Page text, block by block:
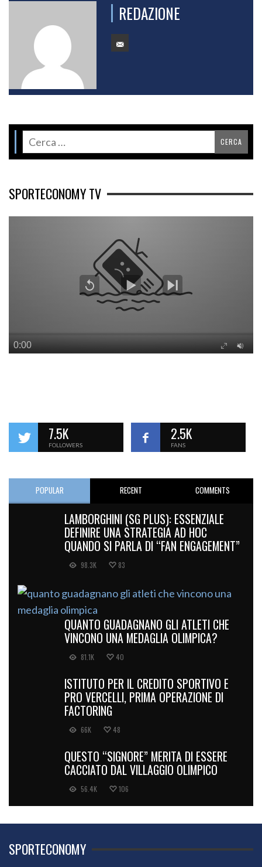
REDAZIONE
SPORTECONOMY TV
7.5K
FOLLOWERS
2.5K
FANS
POPULAR RECENT COMMENTS
LAMBORGHINI (SG PLUS): ESSENZIALE
DEFINIRE UNA STRATEGIA AD HOC
QUANDO SI PARLA DI “FAN ENGAGEMENT”
98.3K 83
QUANTO GUADAGNANO GLI ATLETI CHE
VINCONO UNA MEDAGLIA OLIMPICA?
81.1K 40
ISTITUTO PER IL CREDITO SPORTIVO E
PRO VERCELLI, PRIMA OPERAZIONE DI
FACTORING
66K 48
QUESTO “SIGNORE” MERITA DI ESSERE
CACCIATO DAL VILLAGGIO OLIMPICO
56.4K 106
SPORTECONOMY